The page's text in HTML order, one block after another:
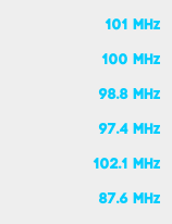
101 MHz
100 MHz
98.8 MHz
97.4 MHz
102.1 MHz
87.6 MHz